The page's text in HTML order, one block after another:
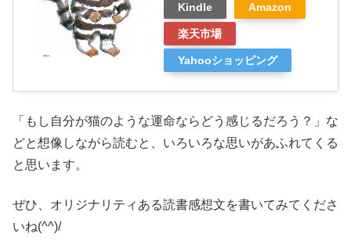
Kindle Amazon
楽天市場
Yahooショッピング
「もし自分が猫のような運命ならどう感じるだろう？」な
どと想像しながら読むと、いろいろな思いがあふれてくる
と思います。
ぜひ、オリジナリティある読書感想文を書いてみてくださ
いね(^^)/